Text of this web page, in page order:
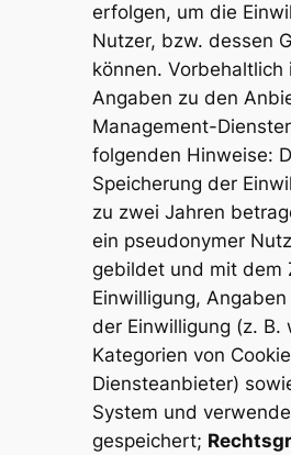
erfolgen, um die
Nutzer, bzw. dessen
können. Vorbehaltlich
Angaben zu den
Management-
folgenden Hinweise:
Speicherung der
zu zwei Jahren
ein pseudonymer
gebildet und mit dem
Einwilligung,
der Einwilligung (z. B.
Kategorien von
Diensteanbieter)
System und
gespeichert;